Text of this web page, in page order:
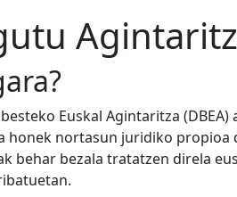
Euskal Agintaritza
honek nortasun juridiko propioa
behar bezala tratatzen direla